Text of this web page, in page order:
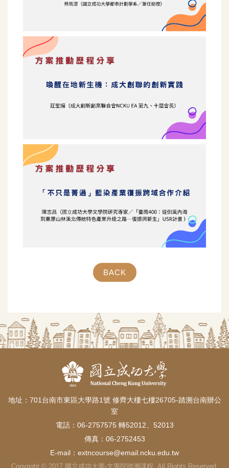
BACK
地址：701台南市東區大學路1號 修齊大樓七樓26705-踏溯台南辦公
室
電話：06-2757575 轉52012、52013
傳真：06-2752453
E-mail： extncourse@email.ncku.edu.tw
Copyright © 2017 國立成功大學-文學院踏溯課程. All Rights Reserved.